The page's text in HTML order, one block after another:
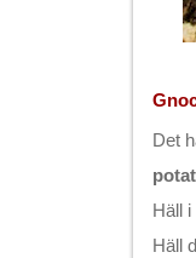
Det
Häll
Häll